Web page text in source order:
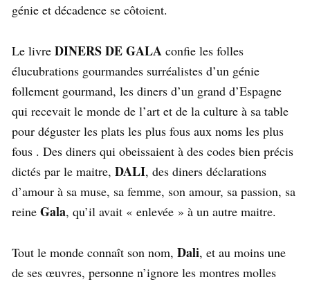
génie et décadence se côtoient.
Le livre DINERS DE GALA confie les folles
élucubrations gourmandes surréalistes d’un génie
follement gourmand, les diners d’un grand d’Espagne
qui recevait le monde de l’art et de la culture à sa table
pour déguster les plats les plus fous aux noms les plus
fous . Des diners qui obeissaient à des codes bien précis
dictés par le maitre, DALI, des diners déclarations
d’amour à sa muse, sa femme, son amour, sa passion, sa
reine Gala, qu’il avait « enlevée » à un autre maitre.
Tout le monde connaît son nom, Dali, et au moins une
de ses œuvres, personne n’ignore les montres molles